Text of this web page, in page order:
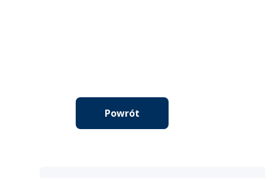
Powrót